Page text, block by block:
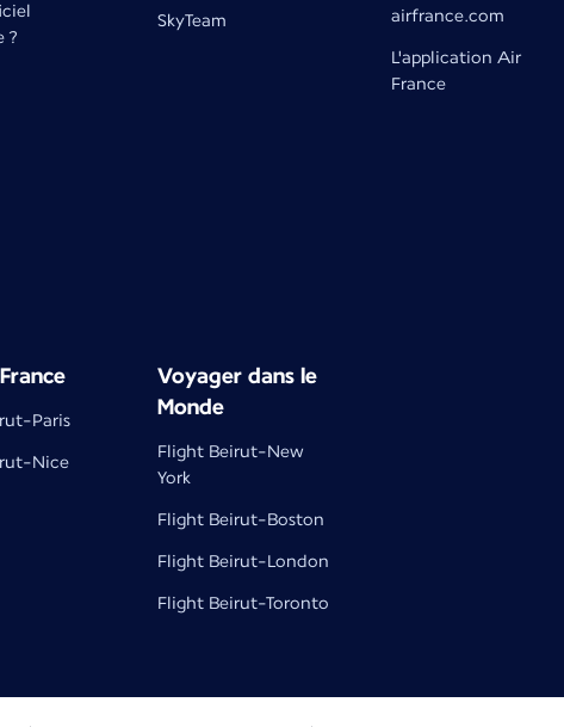
?
SkyTeam
airfrance.com
L'application Air
France
Paris
Nice
Voyager dans le
Monde
Flight Beirut-New
York
Flight Beirut-Boston
Flight Beirut-London
Flight Beirut-Toronto